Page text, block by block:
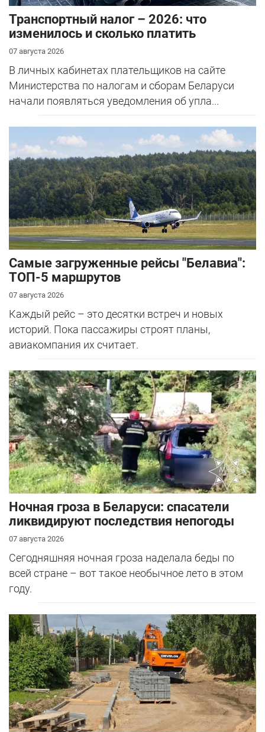
Транспортный налог – 2026: что
изменилось и сколько платить
07 августа 2026
В личных кабинетах плательщиков на сайте
Министерства по налогам и сборам Беларуси
начали появляться уведомления об упла...
Самые загруженные рейсы "Белавиа":
ТОП-5 маршрутов
07 августа 2026
Каждый рейс – это десятки встреч и новых
историй. Пока пассажиры строят планы,
авиакомпания их считает.
Ночная гроза в Беларуси: спасатели
ликвидируют последствия непогоды
07 августа 2026
Сегодняшняя ночная гроза наделала беды по
всей стране – вот такое необычное лето в этом
году.